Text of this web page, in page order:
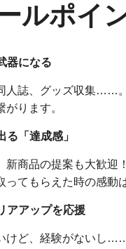
ルポイ
器になる
人誌、グッズ収集……
がります。
る「達成感」
新商品の提案も大歓迎
ってもらえた時の感動
アアップを応援
けど、経験がないし